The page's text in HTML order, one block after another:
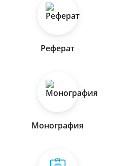
Реферат
Монография